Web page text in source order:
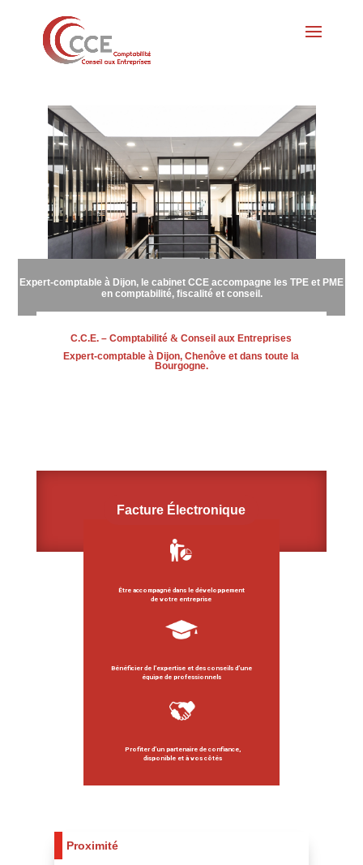
Expert-comptable à Dijon, le cabinet CCE accompagne les TPE et PME
en comptabilité, fiscalité et conseil.
C.C.E. – Comptabilité& Conseil aux Entreprises
Expert-comptable à Dijon, Chenôve et dans toute la
Bourgogne.
Facture Électronique
Être accompagné dans le développement
de votre entreprise
Bénéficier de l’expertise et des conseils d’une
équipe de professionnels
Profiter d’un partenaire de confiance,
disponible et à vos côtés
Proximité